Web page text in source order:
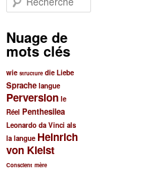
e
h
e
c
h
e
Nuage de
mots clés
wie structure die Liebe
Sprache langue
Perversion le
Réel Penthesilea
Leonardo da Vinci als
la langue Heinrich
von Kleist
Conscient mère